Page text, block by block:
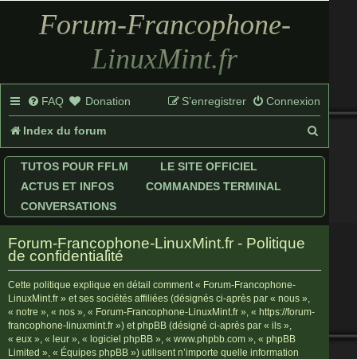
Forum-Francophone-
LinuxMint.fr
FAQ Donation Connexion
S’enregistrer
Index du forum
e
e
TUTOS POUR FFLM
LE SITE OFFICIEL
ACTUS ET INFOS
COMMANDES TERMINAL
CONVERSATIONS
Forum-Francophone-LinuxMint.fr - Politique
de confidentialité
Cette politique explique en détail comment « Forum-Francophone-
LinuxMint.fr » et ses sociétés affiliées (désignés ci-après par « nous »,
« notre », « nos », « Forum-Francophone-LinuxMint.fr », « https://forum-
francophone-linuxmint.fr ») et phpBB (désigné ci-après par « ils »,
« eux », « leur », « logiciel phpBB », « www.phpbb.com », « phpBB
Limited », « Équipes phpBB ») utilisent n’importe quelle information